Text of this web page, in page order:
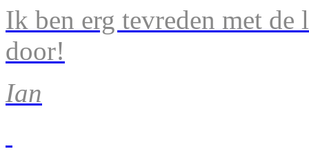
Ik ben erg tevreden met de
door!
Ian